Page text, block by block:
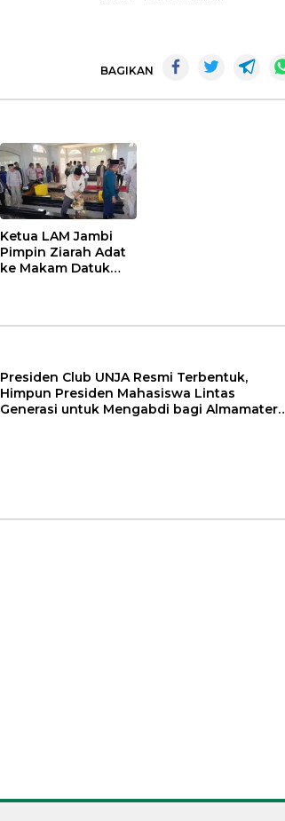
BAGIKAN
Ketua LAM Jambi
Pimpin Ziarah Adat
ke Makam Datuk
Presiden Club UNJA Resmi Terbentuk,
Himpun Presiden Mahasiswa Lintas
Generasi untuk Mengabdi bagi Almamater